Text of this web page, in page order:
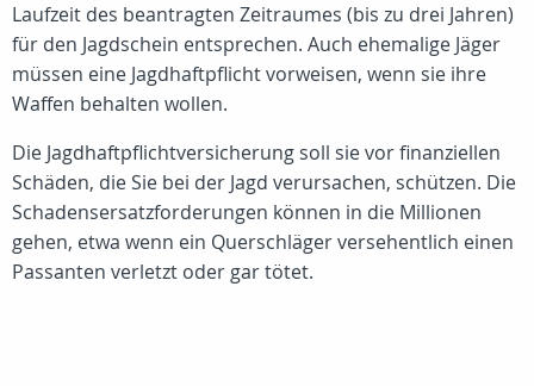
Laufzeit des beantragten Zeitraumes (bis zu drei Jahren)
für den Jagdschein entsprechen. Auch ehemalige Jäger
müssen eine Jagdhaftpflicht vorweisen, wenn sie ihre
Waffen behalten wollen.
Die Jagdhaftpflichtversicherung soll sie vor finanziellen
Schäden, die Sie bei der Jagd verursachen, schützen. Die
Schadensersatzforderungen können in die Millionen
gehen, etwa wenn ein Querschläger versehentlich einen
Passanten verletzt oder gar tötet.